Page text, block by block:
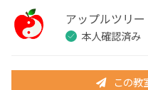
アップルツリー
本人確認済み
この教